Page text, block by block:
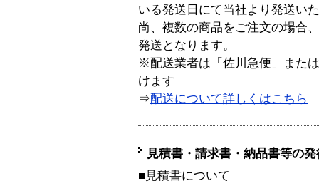
いる発送日にて当社より発送い
尚、複数の商品をご注文の場合
発送となります。
※配送業者は「佐川急便」また
けます
⇒配送について詳しくはこちら
見積書・請求書・納品書等の
■見積書について